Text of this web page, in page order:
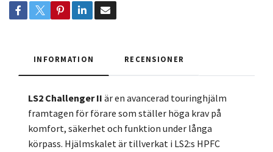
INFORMATION RECENSIONER
LS2 Challenger II är en avancerad touringhjälm
framtagen för förare som ställer höga krav på
komfort, säkerhet och funktion under långa
körpass. Hjälmskalet är tillverkat i LS2:s HPFC